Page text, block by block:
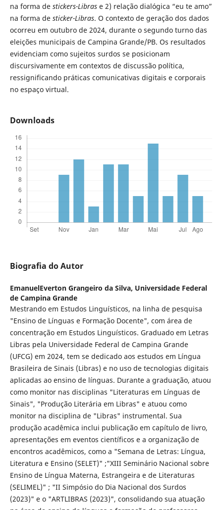
na forma de stickers-Libras e 2) relação dialógica “eu te amo”
na forma de sticker-Libras. O contexto de geração dos dados
ocorreu em outubro de 2024, durante o segundo turno das
eleições municipais de Campina Grande/PB. Os resultados
evidenciam como sujeitos surdos se posicionam
discursivamente em contextos de discussão política,
ressignificando práticas comunicativas digitais e corporais
no espaço virtual.
Downloads
Biografia do Autor
EmanuelEverton Grangeiro da Silva, Universidade Federal
de Campina Grande
Mestrando em Estudos Linguísticos, na linha de pesquisa
"Ensino de Línguas e Formação Docente", com área de
concentração em Estudos Linguísticos. Graduado em Letras
Libras pela Universidade Federal de Campina Grande
(UFCG) em 2024, tem se dedicado aos estudos em Língua
Brasileira de Sinais (Libras) e no uso de tecnologias digitais
aplicadas ao ensino de línguas. Durante a graduação, atuou
como monitor nas disciplinas "Literaturas em Línguas de
Sinais", "Produção Literária em Libras" e atuou como
monitor na disciplina de "Libras" instrumental. Sua
produção acadêmica inclui publicação em capítulo de livro,
apresentações em eventos científicos e a organização de
encontros acadêmicos, como a "Semana de Letras: Língua,
Literatura e Ensino (SELET)" ;"XIII Seminário Nacional sobre
Ensino de Língua Materna, Estrangeira e de Literaturas
(SELIMEL)" ; "II Simpósio do Dia Nacional dos Surdos
(2023)" e o "ARTLIBRAS (2023)", consolidando sua atuação